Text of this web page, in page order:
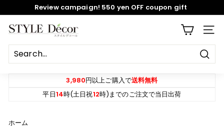
Review campaign! 550 yen OFF coupon gift
S
T
Y
L
c
3,980円以上ご購入で送料無料
平日14時(土日祝12時)までのご注文で当日出荷
ホーム